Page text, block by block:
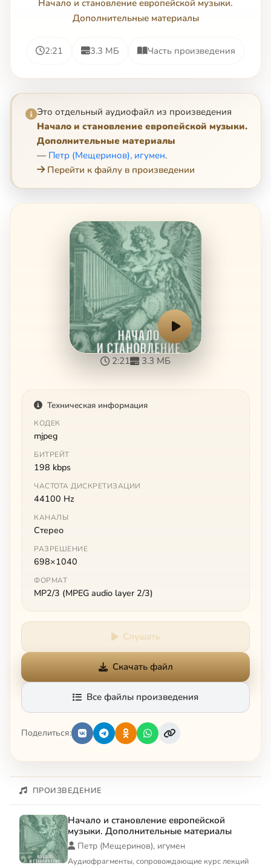
Начало и становление европейской музыки.
Дополнительные материалы
2:21 3.3 МБ Часть произведения
Это отдельный аудиофайл из произведения
Начало и становление европейской музыки.
Дополнительные материалы
— Петр (Мещеринов), игумен.
Перейти к файлу в произведении
2:21 3.3 МБ
Техническая информация
КОДЕК
mjpeg
БИТРЕЙТ
198 kbps
ЧАСТОТА ДИСКРЕТИЗАЦИИ
44100 Hz
КАНАЛЫ
Стерео
РАЗРЕШЕНИЕ
698×1040
ФОРМАТ
MP2/3 (MPEG audio layer 2/3)
Слушать
Скачать файл
Все файлы произведения
Поделиться:
ПРОИЗВЕДЕНИЕ
Начало и становление европейской
музыки. Дополнительные материалы
Петр (Мещеринов), игумен
Аудиофрагменты, сопровождающие курс лекций